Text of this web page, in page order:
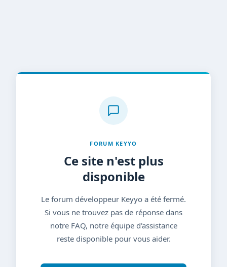
FORUM KEYYO
Ce site n'est plus
disponible
Le forum développeur Keyyo a été fermé.
Si vous ne trouvez pas de réponse dans
notre FAQ, notre équipe d'assistance
reste disponible pour vous aider.